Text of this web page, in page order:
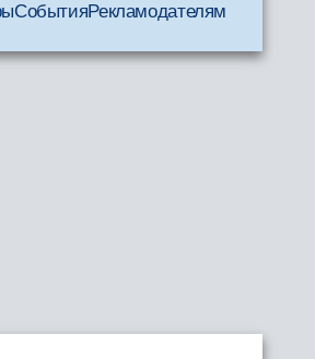
СобытияРекламодателям